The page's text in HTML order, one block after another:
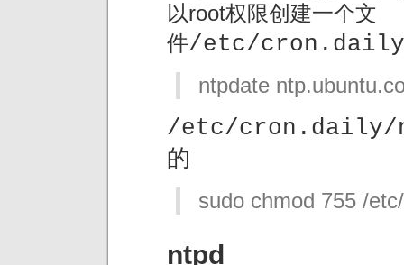
以root权限创建一个文
件/etc/
ntpdate
/etc/cron.daily/
的
sudo chmod 755 /
ntpd